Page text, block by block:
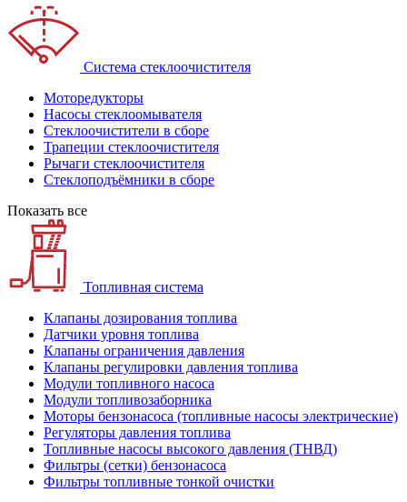
Система стеклоочистителя
Моторедукторы
Насосы стеклоомывателя
Стеклоочистители в сборе
Трапеции стеклоочистителя
Рычаги стеклоочистителя
Стеклоподъёмники в сборе
Показать все
Топливная система
Клапаны дозирования топлива
Датчики уровня топлива
Клапаны ограничения давления
Клапаны регулировки давления топлива
Модули топливного насоса
Модули топливозаборника
Моторы бензонасоса (топливные насосы электрические)
Регуляторы давления топлива
Топливные насосы высокого давления (ТНВД)
Фильтры (сетки) бензонасоса
Фильтры топливные тонкой очистки